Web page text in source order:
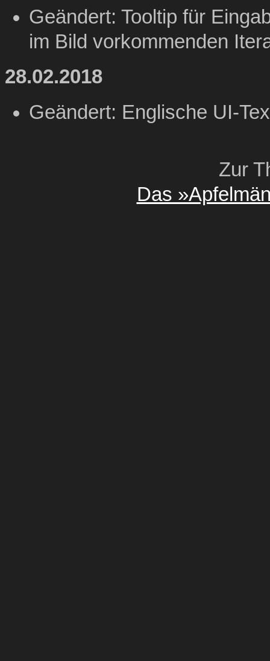
Geändert: Tooltip für
im Bild vorkommenden
28.02.2018
Geändert: Englische UI-
Zur
Das